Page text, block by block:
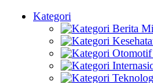
Kategori